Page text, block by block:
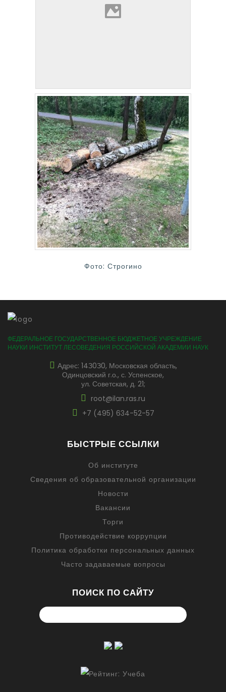
Фото: Строгино
ФЕДЕРАЛЬНОЕ ГОСУДАРСТВЕННОЕ БЮДЖЕТНОЕ УЧРЕЖДЕНИЕ
НАУКИ ИНСТИТУТ ЛЕСОВЕДЕНИЯ РОССИЙСКОЙ АКАДЕМИИ НАУК
Адрес: 14З0З0, Московская область,
Одинцовский г.о., с. Успенское,
ул. Советская, д. 21;
root@ilan.ras.ru
+7 (495) 634-52-57
БЫСТРЫЕ ССЫЛКИ
Об институте
Сведения об образовательной организации
Новости
Вакансии
Торги
Противодействие коррупции
Политика обработки персональных данных
Часто задаваемые вопросы
ПОИСК ПО САЙТУ